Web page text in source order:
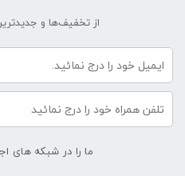
از تخفیف‌ها و
ما را در شبکه های